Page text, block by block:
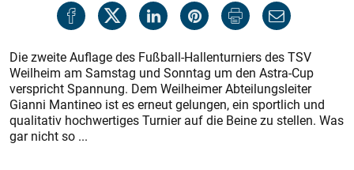
Die zweite Auflage des Fußball-Hallenturniers des TSV
Weilheim am Samstag und Sonntag um den Astra-Cup
verspricht Spannung. Dem Weilheimer Abteilungsleiter
Gianni Mantineo ist es erneut gelungen, ein sportlich und
qualitativ hochwertiges Turnier auf die Beine zu stellen. Was
gar nicht so ...